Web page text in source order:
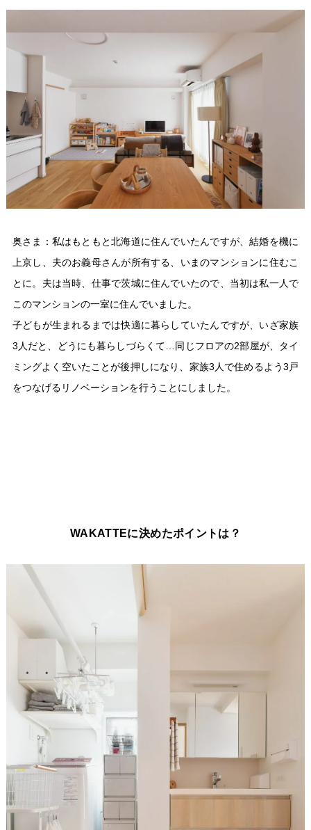
奥さま：私はもともと北海道に住んでいたんですが、結婚を機に
上京し、夫のお義母さんが所有する、いまのマンションに住むこ
とに。夫は当時、仕事で茨城に住んでいたので、当初は私一人で
このマンションの一室に住んでいました。
子どもが生まれるまでは快適に暮らしていたんですが、いざ家族
3人だと、どうにも暮らしづらくて…同じフロアの2部屋が、タイ
ミングよく空いたことが後押しになり、家族3人で住めるよう3戸
をつなげるリノベーションを行うことにしました。
WAKATTEに決めたポイントは？